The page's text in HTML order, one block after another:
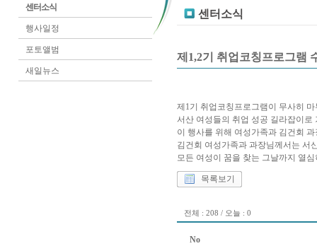
센터소식
행사일정
포토앨범
새일뉴스
센터소식
제1,2기 취업코칭프로그램
제1기 취업코칭프로그램이 무사히
서산 여성들의 취업 성공 길라잡이
이 행사를 위해 여성가족과 김건회
김건회 여성가족과 과장님께서는 서
모든 여성이 꿈을 찾는 그날까지 열
목록보기
전체 : 208 / 오늘 : 0
No